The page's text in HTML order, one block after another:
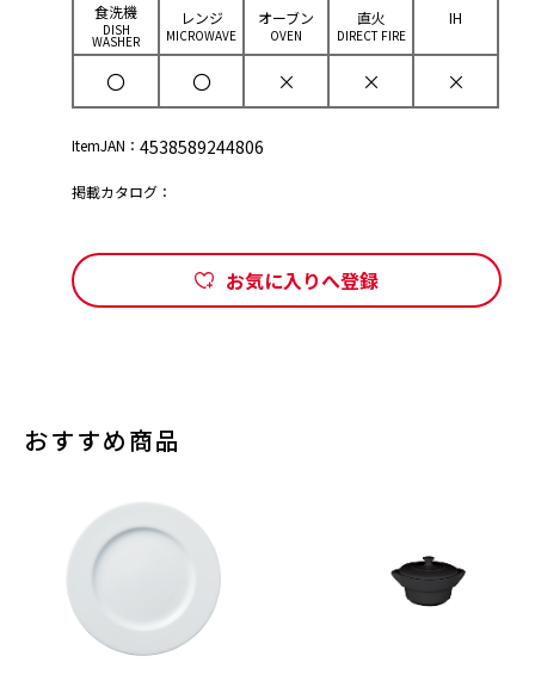
⾷洗機
DISH
WASHER
レンジ
MICROWAVE
オーブン
OVEN
直⽕
DIRECT FIRE
IH
〇 〇 × × ×
ItemJAN： 4538589244806
掲載カタログ：
お気に入りへ登録
おすすめ商品